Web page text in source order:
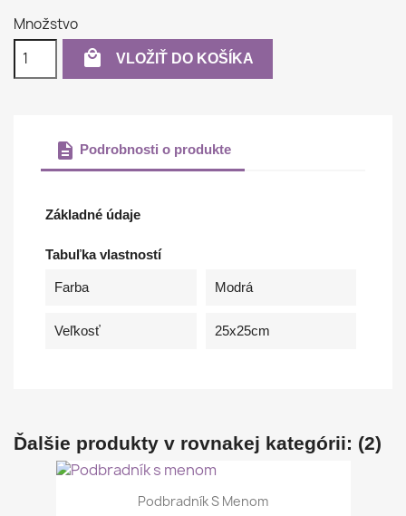
Množstvo
 VLOŽIŤ DO KOŠÍKA
description Podrobnosti o produkte
Základné údaje
Tabuľka vlastností
Farba Modrá
Veľkosť 25x25cm
Ďalšie produkty v rovnakej kategórii: (2)
Podbradník S Menom